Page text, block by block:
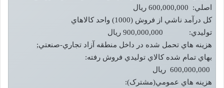
اصلي: 600,000,000 ريال
کل درآمد ناشي از فروش (1000) واحد کالاهاي
توليدي: 900,000,000 ريال
هزينه هاي تحمل شده در داخل منطقه آزاد تجاري-صنعتي;
بهاي تمام شده کالاي توليدي فروش رفته:
هزينه هاي عمومي(مشترک):